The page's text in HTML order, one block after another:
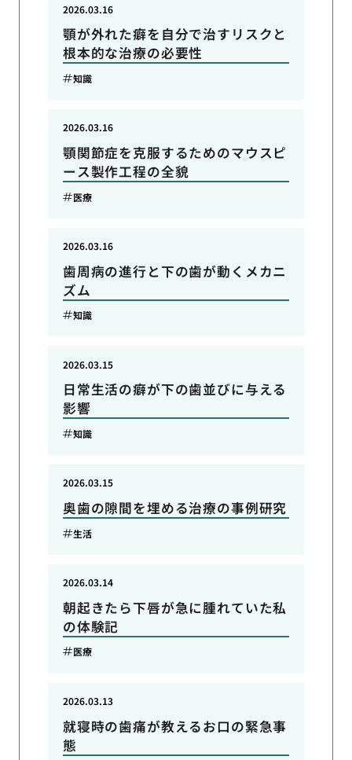
顎が外れた癖を自分で治すリスクと
根本的な治療の必要性
2026.03.16
知識
顎関節症を克服するためのマウスピ
ース製作工程の全貌
2026.03.16
医療
歯周病の進行と下の歯が動くメカニ
ズム
2026.03.16
知識
日常生活の癖が下の歯並びに与える
影響
2026.03.15
知識
奥歯の隙間を埋める治療の事例研究
2026.03.15
生活
朝起きたら下唇が急に腫れていた私
の体験記
2026.03.14
医療
就寝時の歯痛が教えるお口の緊急事
態
2026.03.13